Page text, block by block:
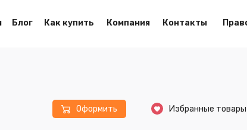
Блог Как купить Компания Контакты
Оформить Избранные товары